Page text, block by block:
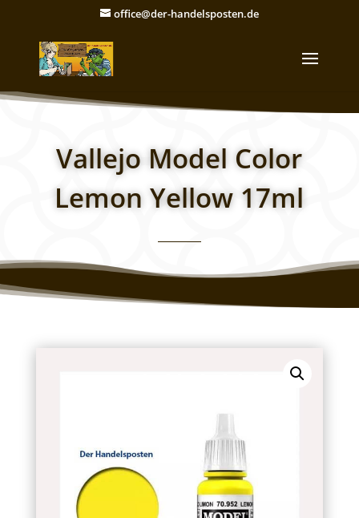
office@der-handelsposten.de
Vallejo Model Color
Lemon Yellow 17ml